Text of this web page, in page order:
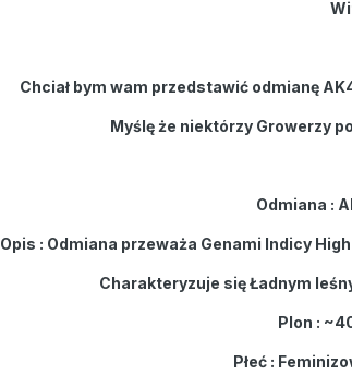
Chciał bym wam przedstawić odmianę
Myślę że niektórzy Growerzy
Odmiana :
Opis : Odmiana przeważa Genami Indicy
Charakteryzuje się Ładnym
Plon :
Płeć :